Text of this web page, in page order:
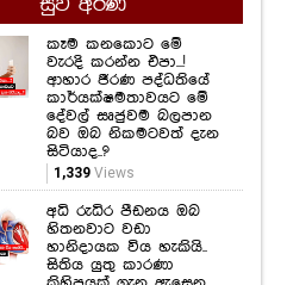
කාර්යක්ෂමතාවයට මේ
බව ඔබ නිකමටවත් දැන
සිටියාද..?
1,339Views
අධි රුධිර පීඩනය ඔබ
හිතනවාට වඩා
හානිදායක විය හැකියි..
සිතිය යුතු කාරණා
විශේෂ කතාවක් මෙන්න..
1,948Views
මෙන්න මේ වයසෙදි සීනි